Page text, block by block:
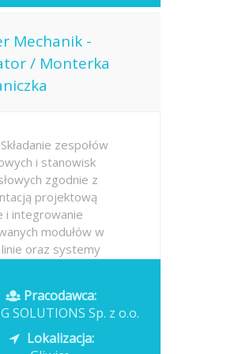
Mechanik -
/ Monterka
zespołów
i stanowisk
zgodnie z
projektową
i integrowanie
modułów w
oraz systemy
bieżących...
dzisiaj
Pracodawca:
SOLUTIONS Sp. z o.o.
Lokalizacja: